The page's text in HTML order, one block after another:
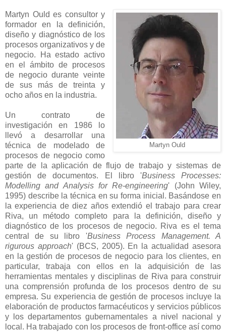
Martyn Ould
Martyn Ould es consultor y
formador en la definición,
diseño y diagnóstico de los
procesos organizativos y de
negocio. Ha estado activo
en el ámbito de procesos
de negocio durante veinte
de sus más de treinta y
ocho años en la industria.
Un contrato de
investigación en 1986 lo
llevó a desarrollar una
técnica de modelado de
procesos de negocio como
parte de la aplicación de flujo de trabajo y sistemas de
gestión de documentos. El libro 'Business Processes:
Modelling and Analysis for Re-engineering' (John Wiley,
1995) describe la técnica en su forma inicial. Basándose en
la experiencia de diez años extendió el trabajo para crear
Riva, un método completo para la definición, diseño y
diagnóstico de los procesos de negocio. Riva es el tema
central de su libro 'Business Process Management. A
rigurous approach' (BCS, 2005). En la actualidad asesora
en la gestión de procesos de negocio para los clientes, en
particular, trabaja con ellos en la adquisición de las
herramientas mentales y disciplinas de Riva para construir
una comprensión profunda de los procesos dentro de su
empresa. Su experiencia de gestión de procesos incluye la
elaboración de productos farmacéuticos y servicios públicos
y los departamentos gubernamentales a nivel nacional y
local. Ha trabajado con los procesos de front-office así como